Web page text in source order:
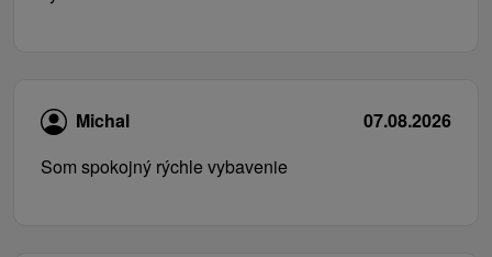
Michal
07.08.2026
Som spokojný rýchle vybavenie